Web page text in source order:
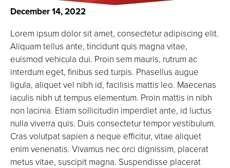
December 14, 2022
Lorem ipsum dolor sit amet, consectetur adipiscing elit.
Aliquam tellus ante, tincidunt quis magna vitae,
euismod vehicula dui. Proin sem mauris, rutrum ac
interdum eget, finibus sed turpis. Phasellus augue
ligula, aliquet vel nibh id, facilisis mattis leo. Maecenas
iaculis nibh ut tempus elementum. Proin mattis in nibh
non lacinia. Etiam sollicitudin imperdiet ante, id luctus
nulla viverra quis. Duis consectetur tempor vestibulum.
Cras volutpat sapien a neque efficitur, vitae aliquet
enim venenatis. Vivamus nec orci dignissim, placerat
metus vitae, suscipit magna. Suspendisse placerat